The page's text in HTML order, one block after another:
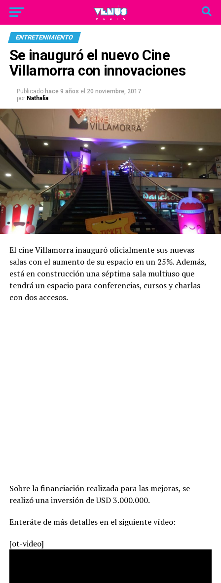
ENTRETENIMIENTO
Se inauguró el nuevo Cine
Villamorra con innovaciones
Publicado hace 9 años el 20 noviembre, 2017
por Nathalia
El cine Villamorra inauguró oficialmente sus nuevas
salas con el aumento de su espacio en un 25%. Además,
está en construcción una séptima sala multiuso que
tendrá un espacio para conferencias, cursos y charlas
con dos accesos.
Sobre la financiación realizada para las mejoras, se
realizó una inversión de USD 3.000.000.
Enteráte de más detalles en el siguiente vídeo:
[ot-video]